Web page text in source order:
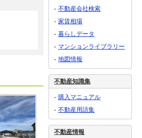
不動産会社検索
家賃相場
暮らしデータ
マンションライブラリー
地図情報
不動産知識集
購入マニュアル
不動産用語集
不動産情報